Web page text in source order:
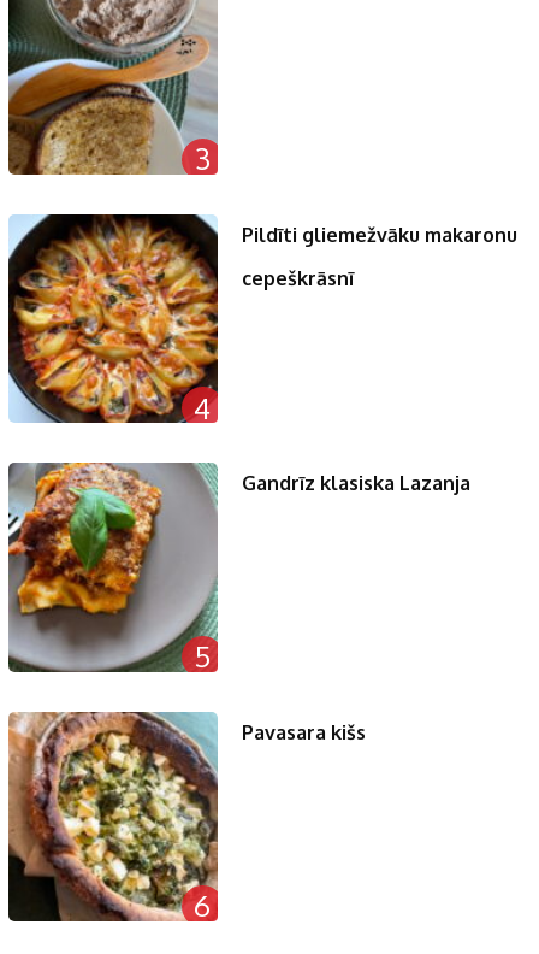
3
4
Pildīti gliemežvāku makaronu
cepeškrāsnī
5
Gandrīz klasiska Lazanja
6
Pavasara kišs